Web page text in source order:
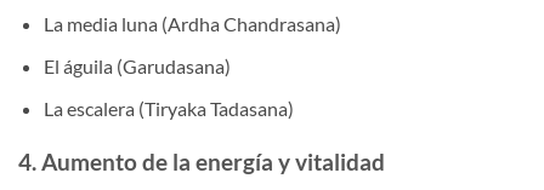
La media luna (Ardha Chandrasana)
El águila (Garudasana)
La escalera (Tiryaka Tadasana)
4. Aumento de la energía y vitalidad